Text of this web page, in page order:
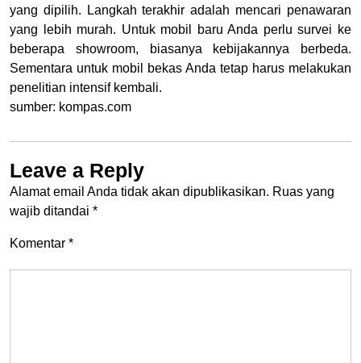
yang dipilih. Langkah terakhir adalah mencari penawaran
yang lebih murah. Untuk mobil baru Anda perlu survei ke
beberapa showroom, biasanya kebijakannya berbeda.
Sementara untuk mobil bekas Anda tetap harus melakukan
penelitian intensif kembali.
sumber: kompas.com
Leave a Reply
Alamat email Anda tidak akan dipublikasikan. Ruas yang
wajib ditandai *
Komentar *